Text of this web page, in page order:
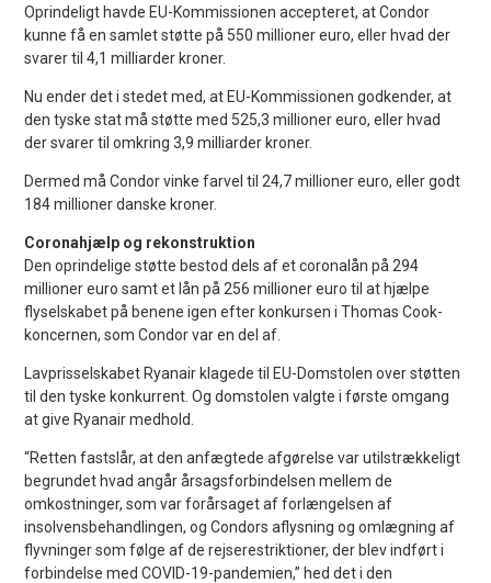
Oprindeligt havde EU-Kommissionen accepteret, at Condor
kunne få en samlet støtte på 550 millioner euro, eller hvad der
svarer til 4,1 milliarder kroner.
Nu ender det i stedet med, at EU-Kommissionen godkender, at
den tyske stat må støtte med 525,3 millioner euro, eller hvad
der svarer til omkring 3,9 milliarder kroner.
Dermed må Condor vinke farvel til 24,7 millioner euro, eller godt
184 millioner danske kroner.
Coronahjælp og rekonstruktion
Den oprindelige støtte bestod dels af et coronalån på 294
millioner euro samt et lån på 256 millioner euro til at hjælpe
flyselskabet på benene igen efter konkursen i Thomas Cook-
koncernen, som Condor var en del af.
Lavprisselskabet Ryanair klagede til EU-Domstolen over støtten
til den tyske konkurrent. Og domstolen valgte i første omgang
at give Ryanair medhold.
“Retten fastslår, at den anfægtede afgørelse var utilstrækkeligt
begrundet hvad angår årsagsforbindelsen mellem de
omkostninger, som var forårsaget af forlængelsen af
insolvensbehandlingen, og Condors aflysning og omlægning af
flyvninger som følge af de rejserestriktioner, der blev indført i
forbindelse med COVID-19-pandemien,” hed det i den